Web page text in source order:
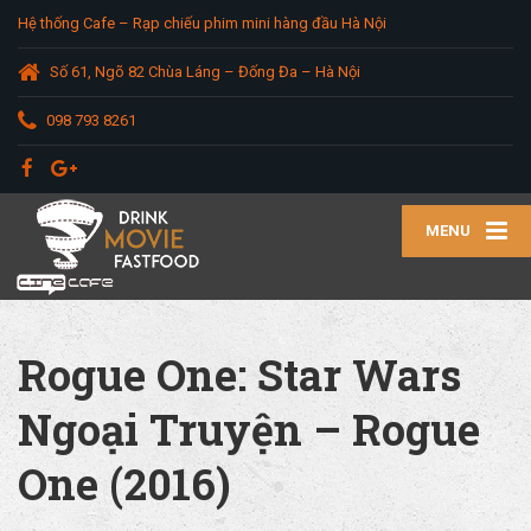
Hệ thống Cafe – Rạp chiếu phim mini hàng đầu Hà Nội
Số 61, Ngõ 82 Chùa Láng – Đống Đa – Hà Nội
098 793 8261
MENU
Rogue One: Star Wars
Ngoại Truyện – Rogue
One (2016)